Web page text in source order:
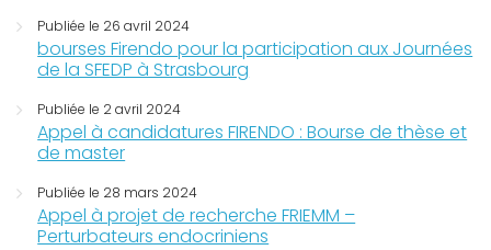
Publiée le 26 avril 2024
bourses Firendo pour la participation aux Journées
de la SFEDP à Strasbourg
Publiée le 2 avril 2024
Appel à candidatures FIRENDO : Bourse de thèse et
de master
Publiée le 28 mars 2024
Appel à projet de recherche FRIEMM –
Perturbateurs endocriniens